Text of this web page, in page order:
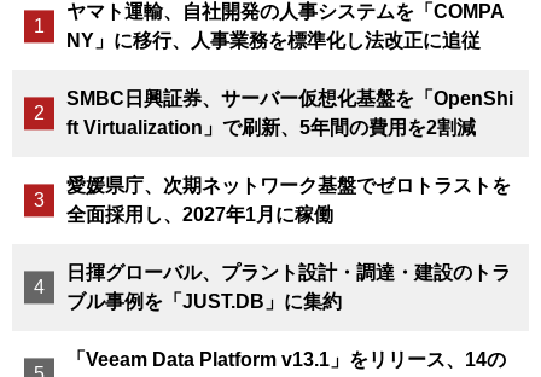
ヤマト運輸、自社開発の人事システムを「COMPA
NY」に移行、人事業務を標準化し法改正に追従
SMBC日興証券、サーバー仮想化基盤を「OpenShi
ft Virtualization」で刷新、5年間の費用を2割減
愛媛県庁、次期ネットワーク基盤でゼロトラストを
全面採用し、2027年1月に稼働
日揮グローバル、プラント設計・調達・建設のトラ
ブル事例を「JUST.DB」に集約
「Veeam Data Platform v13.1」をリリース、14の